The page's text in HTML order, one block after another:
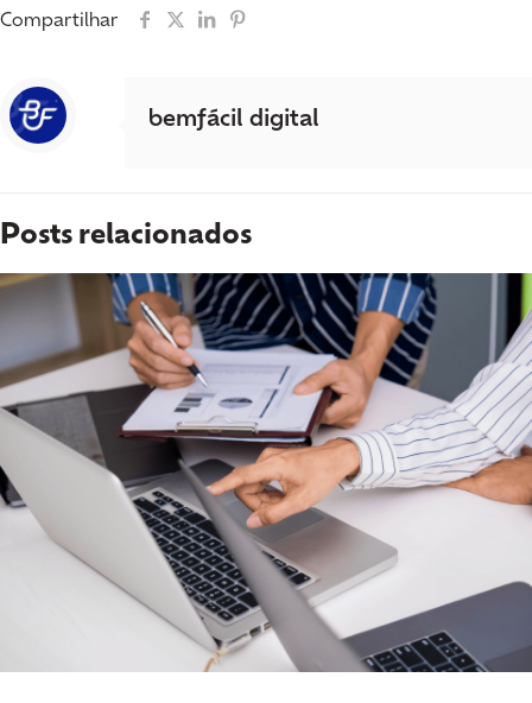
Compartilhar
bemfácil digital
Posts relacionados